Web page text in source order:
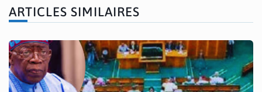
ARTICLES SIMILAIRES